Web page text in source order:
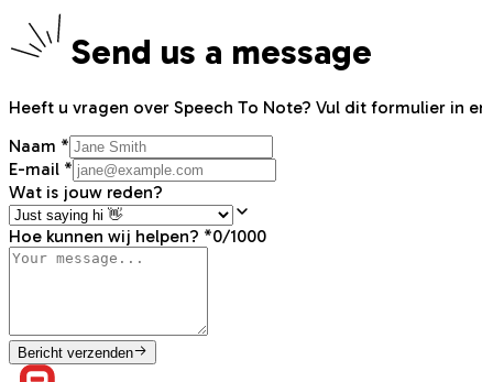
Send us a message
Heeft u vragen over Speech To Note? Vul dit formulier in
Naam *
E-mail *
Wat is jouw reden?
Hoe kunnen wij helpen? *0/1000
Bericht verzenden